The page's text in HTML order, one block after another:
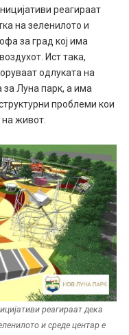
реагираат
на зеленилото и
за град кој има
Ист така,
одлуката на
Луна парк, а има
проблеми кои
на живот.
реагираат дека
и среде центар е